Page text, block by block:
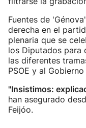
Fuentes de
derecha en el
plenaria que se
los Diputados para
las diferentes
PSOE y al
"Insistimos:
han asegurado
Feijóo.